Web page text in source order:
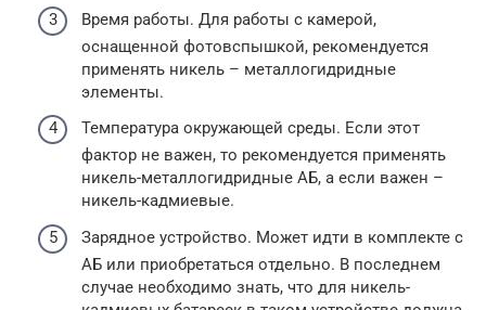
Время работы. Для работы с камерой,
оснащенной фотовспышкой, рекомендуется
применять никель – металлогидридные
элементы.
Температура окружающей среды. Если этот
фактор не важен, то рекомендуется применять
никель-металлогидридные АБ, а если важен –
никель-кадмиевые.
Зарядное устройство. Может идти в комплекте с
АБ или приобретаться отдельно. В последнем
случае необходимо знать, что для никель-